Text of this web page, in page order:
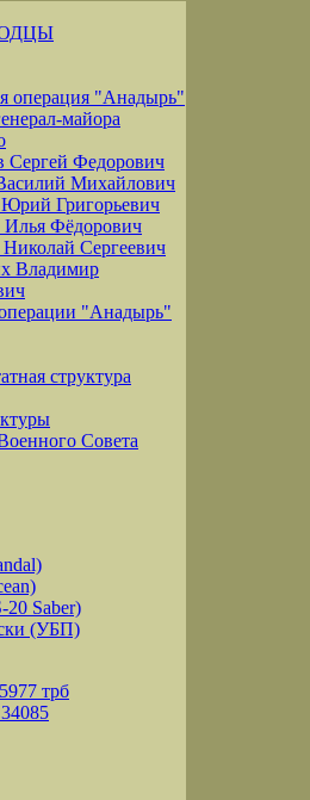
операция "Анадырь"
майора
Сергей Федорович
Михайлович
Григорьевич
Фёдорович
Сергеевич
Владимир
"Анадырь"
структура
Совета
Saber)
(УБП)
трб